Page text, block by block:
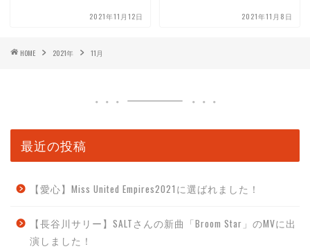
2021年11月12日 2021年11月8日
HOME 2021年 11月
最近の投稿
【愛心】Miss United Empires2021に選ばれました！
【長谷川サリー】SALTさんの新曲「Broom Star」のMVに出
演しました！